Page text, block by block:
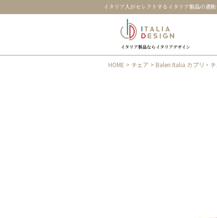
イタリア人がセレクトするイタリア製品の通販
イタリア製品ならイタリアデザイン
HOME > チェア > Baleri Italia カプリ・